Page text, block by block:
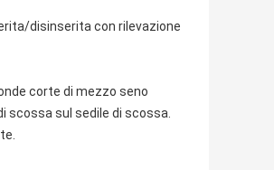
disinserita con rilevazione
corte di mezzo seno
scossa sul sedile di scossa.